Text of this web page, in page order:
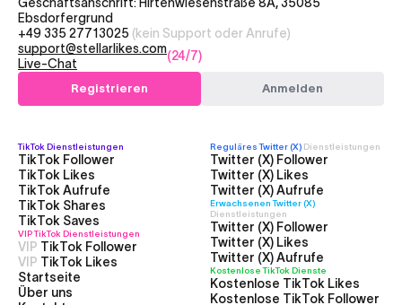
Ebsdorfergrund
+49 335 27713025 (kein Support oder Anrufe)
support@stellarlikes.com
Live-Chat
(24/7)
Registrieren Anmelden
Startseite
Über uns
TikTok Dienstleistungen
TikTok Follower
TikTok Likes
TikTok Aufrufe
TikTok Shares
TikTok Saves
VIP TikTok Dienstleistungen
VIP TikTok Follower
VIP TikTok Likes
Reguläres Twitter (X) Dienstleistungen
Twitter (X) Follower
Twitter (X) Likes
Twitter (X) Aufrufe
Erwachsenen Twitter (X)
Dienstleistungen
Twitter (X) Follower
Twitter (X) Likes
Twitter (X) Aufrufe
Kostenlose TikTok Dienste
Kostenlose TikTok Likes
Kostenlose TikTok Follower